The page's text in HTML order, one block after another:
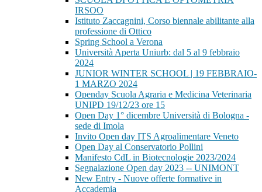
IRSOO
Istituto Zaccagnini, Corso biennale abilitante alla
professione di Ottico
Spring School a Verona
Università Aperta Uniurb: dal 5 al 9 febbraio
2024
JUNIOR WINTER SCHOOL | 19 FEBBRAIO-
1 MARZO 2024
Openday Scuola Agraria e Medicina Veterinaria
UNIPD 19/12/23 ore 15
Open Day 1° dicembre Università di Bologna -
sede di Imola
Invito Open day ITS Agroalimentare Veneto
Open Day al Conservatorio Pollini
Manifesto CdL in Biotecnologie 2023/2024
Segnalazione Open day 2023 -- UNIMONT
New Entry - Nuove offerte formative in
Accademia